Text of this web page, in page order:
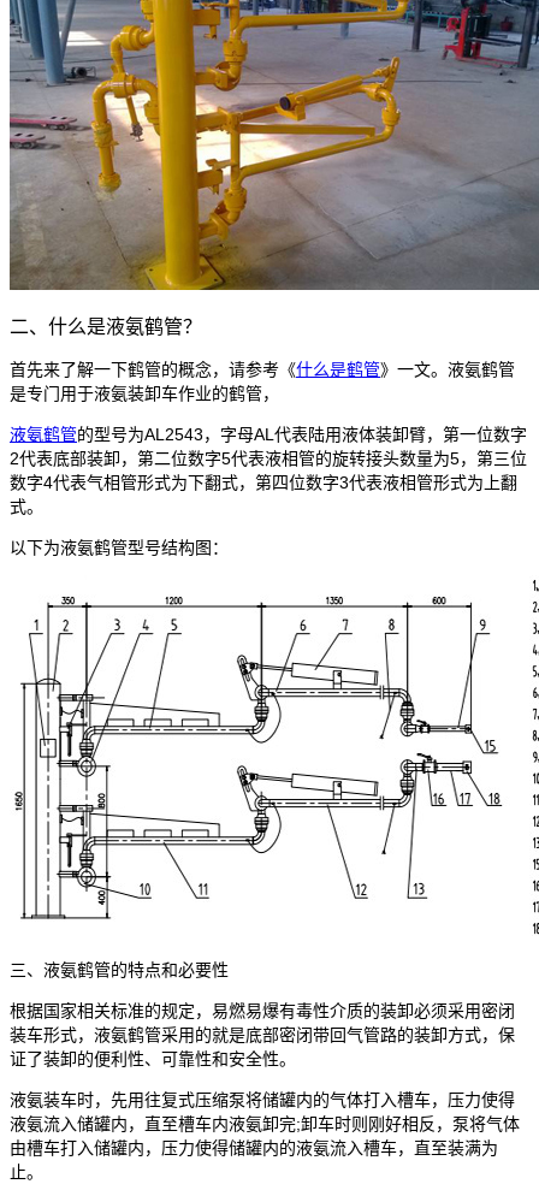
二、什么是液氨鹤管？
首先来了解一下鹤管的概念，请参考《什么是鹤管》一文。液氨鹤管
是专门用于液氨装卸车作业的鹤管，
液氨鹤管的型号为AL2543，字母AL代表陆用液体装卸臂，第一位数字
2代表底部装卸，第二位数字5代表液相管的旋转接头数量为5，第三位
数字4代表气相管形式为下翻式，第四位数字3代表液相管形式为上翻
式。
以下为液氨鹤管型号结构图：
三、液氨鹤管的特点和必要性
根据国家相关标准的规定，易燃易爆有毒性介质的装卸必须采用密闭
装车形式，液氨鹤管采用的就是底部密闭带回气管路的装卸方式，保
证了装卸的便利性、可靠性和安全性。
液氨装车时，先用往复式压缩泵将储罐内的气体打入槽车，压力使得
液氨流入储罐内，直至槽车内液氨卸完;卸车时则刚好相反，泵将气体
由槽车打入储罐内，压力使得储罐内的液氨流入槽车，直至装满为
止。